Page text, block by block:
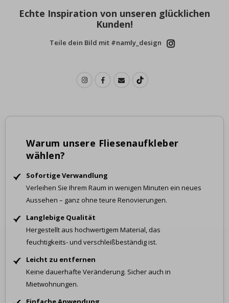
Echte Inspiration von unseren glücklichen
Kunden!
Teile dein Bild mit #namly_design
Warum unsere Fliesenaufkleber
wählen?
Sofortige Verwandlung
Verleihen Sie Ihrem Raum in wenigen Minuten ein neues
Aussehen – ganz ohne teure Renovierungen.
Langlebige Qualität
Hergestellt aus hochwertigem Material, das
feuchtigkeits- und verschleißbeständig ist.
Leicht zu entfernen
Keine dauerhafte Veränderung. Sicher auch in
Mietwohnungen.